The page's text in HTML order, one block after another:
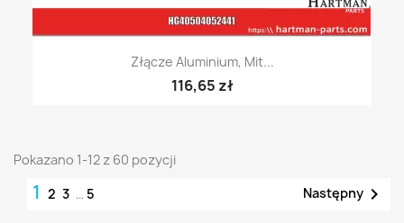
Złącze Aluminium, Mit...
116,65 zł
Pokazano 1-12 z 60 pozycji
1 2 3 … 5 Następny 